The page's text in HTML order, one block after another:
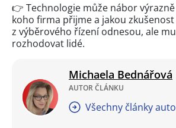
👉 Technologie může nábor
koho firma přijme a jakou
z výběrového řízení odnesou, ale
rozhodovat lidé.
Michaela Bednářová
AUTOR ČLÁNKU
Všechny články